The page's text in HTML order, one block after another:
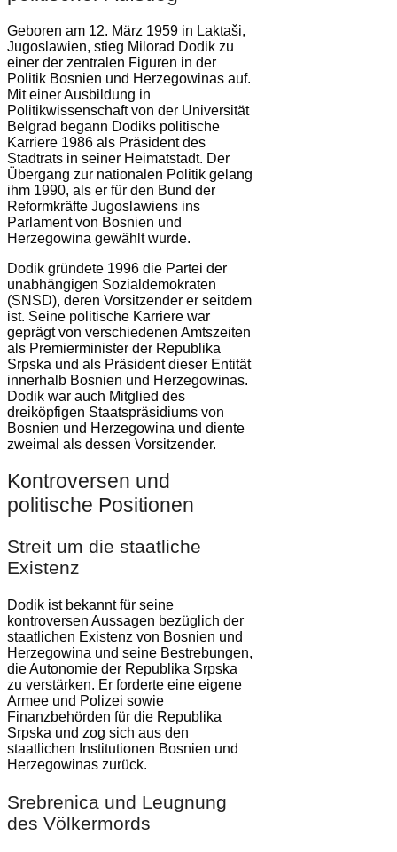
Geboren am 12. März 1959 in Laktaši,
Jugoslawien, stieg Milorad Dodik zu
einer der zentralen Figuren in der
Politik Bosnien und Herzegowinas auf.
Mit einer Ausbildung in
Politikwissenschaft von der Universität
Belgrad begann Dodiks politische
Karriere 1986 als Präsident des
Stadtrats in seiner Heimatstadt. Der
Übergang zur nationalen Politik gelang
ihm 1990, als er für den Bund der
Reformkräfte Jugoslawiens ins
Parlament von Bosnien und
Herzegowina gewählt wurde.
Dodik gründete 1996 die Partei der
unabhängigen Sozialdemokraten
(SNSD), deren Vorsitzender er seitdem
ist. Seine politische Karriere war
geprägt von verschiedenen Amtszeiten
als Premierminister der Republika
Srpska und als Präsident dieser Entität
innerhalb Bosnien und Herzegowinas.
Dodik war auch Mitglied des
dreiköpfigen Staatspräsidiums von
Bosnien und Herzegowina und diente
zweimal als dessen Vorsitzender.
Kontroversen und
politische Positionen
Streit um die staatliche
Existenz
Dodik ist bekannt für seine
kontroversen Aussagen bezüglich der
staatlichen Existenz von Bosnien und
Herzegowina und seine Bestrebungen,
die Autonomie der Republika Srpska
zu verstärken. Er forderte eine eigene
Armee und Polizei sowie
Finanzbehörden für die Republika
Srpska und zog sich aus den
staatlichen Institutionen Bosnien und
Herzegowinas zurück.
Srebrenica und Leugnung
des Völkermords